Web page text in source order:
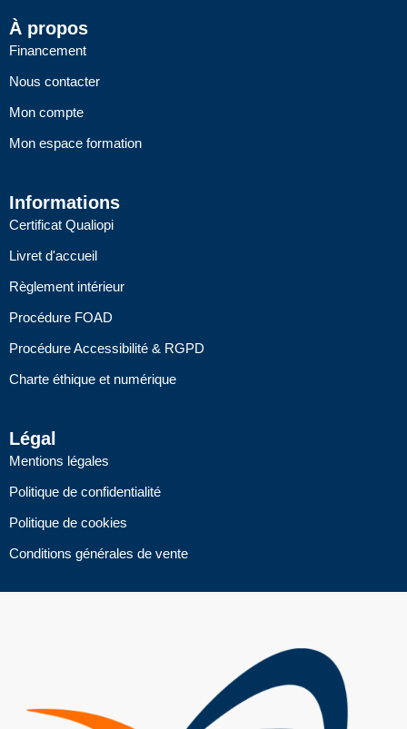
À propos
Financement
Nous contacter
Mon compte
Mon espace formation
Informations
Certificat Qualiopi
Livret d'accueil
Règlement intérieur
Procédure FOAD
Procédure Accessibilité & RGPD
Charte éthique et numérique
Légal
Mentions légales
Politique de confidentialité
Politique de cookies
Conditions générales de vente